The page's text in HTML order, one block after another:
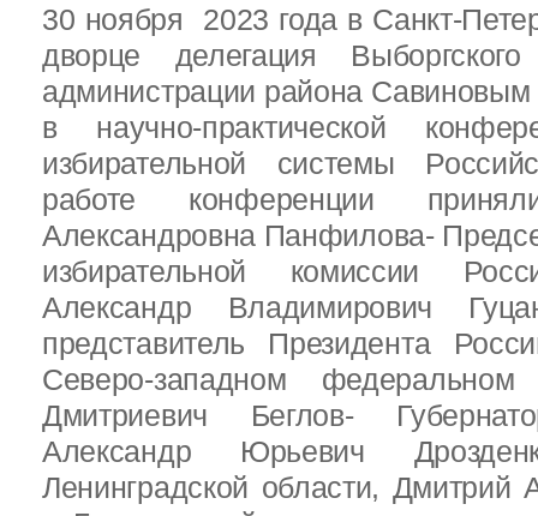
30 ноября 2023 года в Санкт-
дворце делегация
администрации района Савиновым
в научно-практической
избирательной системы
работе конференции
Александровна Панфилова-
избирательной комиссии
Александр Владимирович
представитель Президента
Северо-западном федеральном
Дмитриевич Беглов-
Александр Юрьевич
Ленинградской области, Дмитрий